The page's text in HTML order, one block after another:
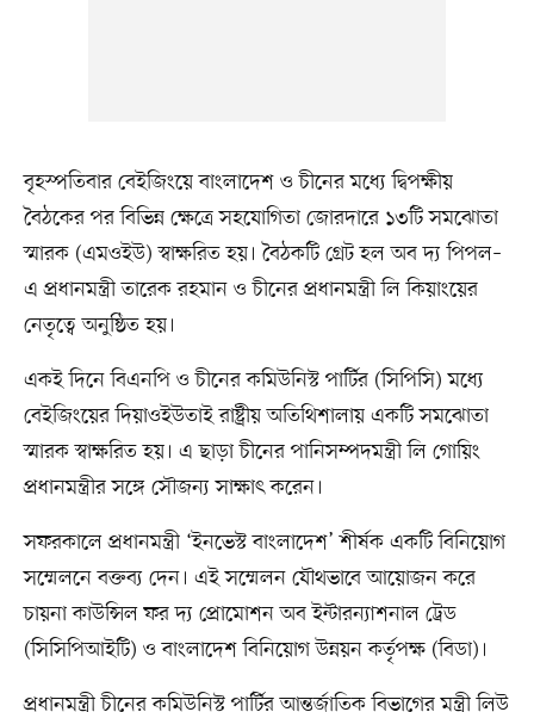
বৃহস্পতিবার বেইজিংয়ে বাংলাদেশ ও চীনের মধ্যে দ্বিপক্ষীয়
বৈঠকের পর বিভিন্ন ক্ষেত্রে সহযোগিতা জোরদারে ১৩টি সমঝোতা
স্মারক (এমওইউ) স্বাক্ষরিত হয়। বৈঠকটি গ্রেট হল অব দ্য পিপল–
এ প্রধানমন্ত্রী তারেক রহমান ও চীনের প্রধানমন্ত্রী লি কিয়াংয়ের
নেতৃত্বে অনুষ্ঠিত হয়।
একই দিনে বিএনপি ও চীনের কমিউনিস্ট পার্টির (সিপিসি) মধ্যে
বেইজিংয়ের দিয়াওইউতাই রাষ্ট্রীয় অতিথিশালায় একটি সমঝোতা
স্মারক স্বাক্ষরিত হয়। এ ছাড়া চীনের পানিসম্পদমন্ত্রী লি গোয়িং
প্রধানমন্ত্রীর সঙ্গে সৌজন্য সাক্ষাৎ করেন।
সফরকালে প্রধানমন্ত্রী ‘ইনভেস্ট বাংলাদেশ’ শীর্ষক একটি বিনিয়োগ
সম্মেলনে বক্তব্য দেন। এই সম্মেলন যৌথভাবে আয়োজন করে
চায়না কাউন্সিল ফর দ্য প্রোমোশন অব ইন্টারন্যাশনাল ট্রেড
(সিসিপিআইটি) ও বাংলাদেশ বিনিয়োগ উন্নয়ন কর্তৃপক্ষ (বিডা)।
প্রধানমন্ত্রী চীনের কমিউনিস্ট পার্টির আন্তর্জাতিক বিভাগের মন্ত্রী লিউ